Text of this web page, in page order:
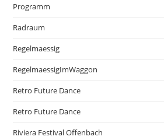
Programm
Radraum
Regelmaessig
RegelmaessigImWaggon
Retro Future Dance
Retro Future Dance
Riviera Festival Offenbach